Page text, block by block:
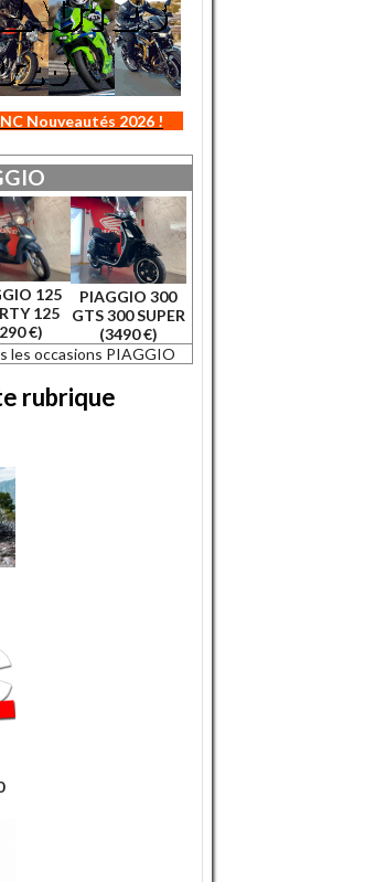
Nouveautés 2026 !
125
125
€)
PIAGGIO 300
GTS 300 SUPER
(3490 €)
les occasions PIAGGIO
rubrique